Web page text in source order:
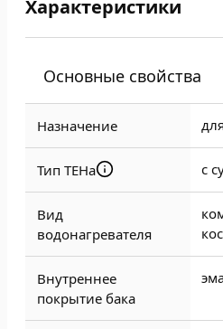
Характеристики
Основные свойства
Назначение
Тип ТЕНа с
Вид
водонагревателя
Внутреннее
покрытие бака